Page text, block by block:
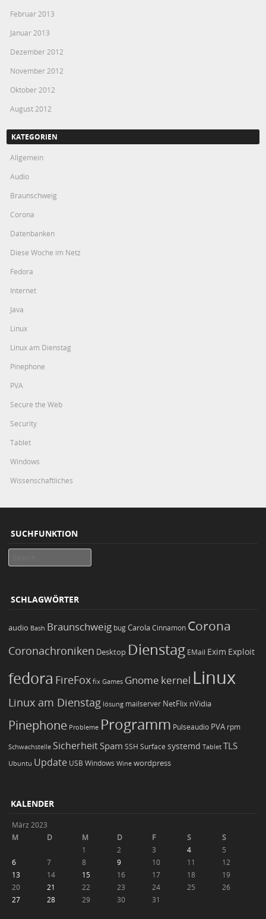
Februar 2013
Januar 2013
Dezember 2012
November 2012
Oktober 2012
August 2012
KATEGORIEN
Allgemein
Audio
Braunschweig
Corona
Datenbanken
Diese Woche im Netz
Fedora
Internet
Java
Linux
Linux am Dienstag
Pinephone
PVA
Secure the Web
Security
Tablet
Windows
Wissenschaftliches
SUCHFUNKTION
SCHLAGWÖRTER
audio Bash Braunschweig bugCarola Cinnamon Corona
Coronachroniken Desktop Dienstag EMail Exim Exploit
fedora FireFox fix Games Gnome kernel Linux
Linux am Dienstag lösung mailserver NetFlix nVidia
Pinephone Probleme Programm Pulseaudio PVA rpm
Schwachstelle Sicherheit Spam SSH Surface systemd Tablet TLS
Ubuntu Update USB Windows Wine wordpress
KALENDER
März 2023
M
D M D F S
S
1
2 3 4
5
6
7 8 9 10 11
12
13
14 15 16 17 18
19
20
21 22 23 24 25
26
27
28 29 30 31